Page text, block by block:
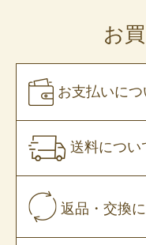
お
お支払いにつ
送料につい
返品・交換